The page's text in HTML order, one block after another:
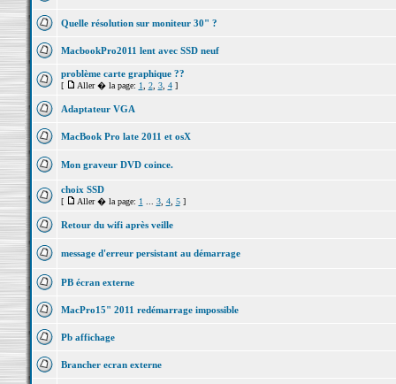
Quelle résolution sur moniteur 30" ?
MacbookPro2011 lent avec SSD neuf
problème carte graphique ??
[ Aller � la page: 1 2, 3, 4]
Adaptateur VGA
MacBook Pro late 2011 et osX
Mon graveur DVD coince.
choix SSD
[ Aller � la page: 1 3, 4, 5]
Retour du wifi après veille
message d'erreur persistant au démarrage
PB écran externe
MacPro15" 2011 redémarrage impossible
Pb affichage
Brancher ecran externe